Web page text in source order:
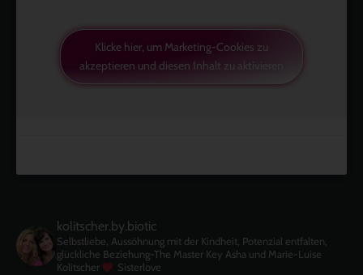
Klicke hier, um Marketing-Cookies zu
akzeptieren und diesen Inhalt zu aktivieren
kolitscher.by.biotic
Selbstliebe, Aussöhnung mit der Kindheit, Potenzial entfalten,
glückliche Beziehung-The Master Key Asha und Marie-Luise
Kolitscher
Sisterlove